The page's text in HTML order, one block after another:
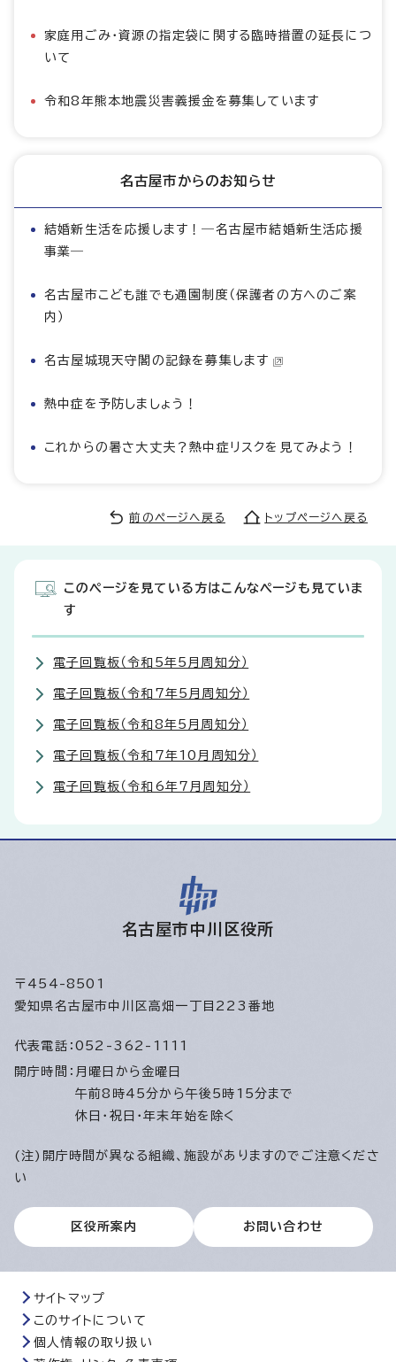
家庭用ごみ・資源の指定袋に関する臨時措置の延長につ
いて
令和8年熊本地震災害義援金を募集しています
名古屋市からのお知らせ
結婚新生活を応援します！―名古屋市結婚新生活応援
事業―
名古屋市こども誰でも通園制度（保護者の方へのご案
内）
名古屋城現天守閣の記録を募集します
熱中症を予防しましょう！
これからの暑さ大丈夫？熱中症リスクを見てみよう！
前のページへ戻る トップページへ戻る
このページを見ている方はこんなページも見ていま
す
電子回覧板（令和5年5月周知分）
電子回覧板（令和7年5月周知分）
電子回覧板（令和8年5月周知分）
電子回覧板（令和7年10月周知分）
電子回覧板（令和6年7月周知分）
名古屋市中川区役所
〒454-8501
愛知県名古屋市中川区高畑一丁目223番地
代表電話： 052-362-1111
開庁時間： 月曜日から金曜日
午前8時45分から午後5時15分まで
休日・祝日・年末年始を除く
(注)開庁時間が異なる組織、施設がありますのでご注意くださ
い
区役所案内 お問い合わせ
サイトマップ
このサイトについて
個人情報の取り扱い